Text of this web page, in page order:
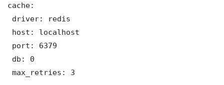
cache:
driver: redis
host: localhost
port: 6379
db: 0
max_retries: 3